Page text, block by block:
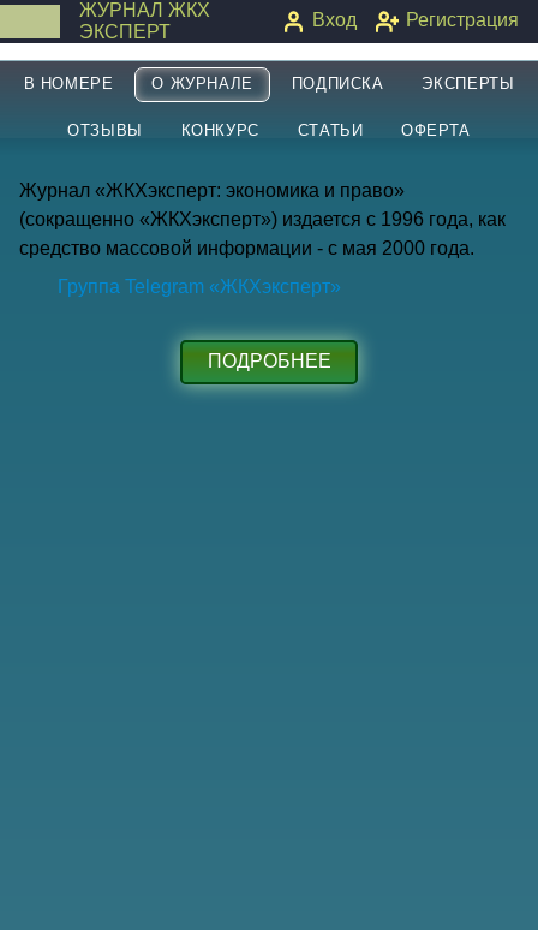
ЖУРНАЛ ЖКХ
ЭКСПЕРТ
Вход Регистрация
В НОМЕРЕ О ЖУРНАЛЕ ПОДПИСКА ЭКСПЕРТЫ
ОТЗЫВЫ КОНКУРС СТАТЬИ ОФЕРТА
журнале
«ЖКХэксперт:
экономика
и
право»
Журнал «ЖКХэксперт: экономика и право»
(сокращенно «ЖКХэксперт») издается с 1996 года, как
средство массовой информации - с мая 2000 года.
Группа Telegram «ЖКХэксперт»
ПОДРОБНЕЕ